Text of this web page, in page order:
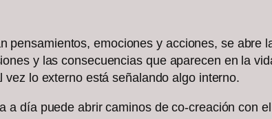
pensamientos, emociones y acciones, se abre
y las consecuencias que aparecen en la
vez lo externo está señalando algo interno.
a día puede abrir caminos de co‑creación con